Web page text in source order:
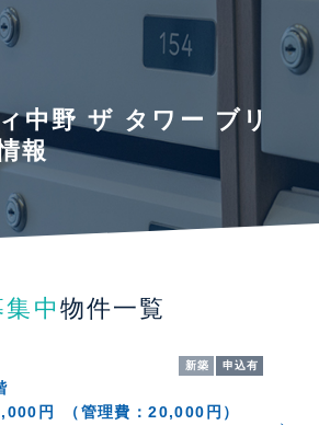
中野 ザ タワー ブリ
報
集中 物件一覧
新築 申込有
円
（管理費：20,000円）